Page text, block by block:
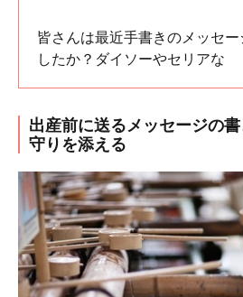
皆さんは最近手書きのメッセー
したか？ダイソーやセリアな
出産前に送るメッセージの
守りを添える